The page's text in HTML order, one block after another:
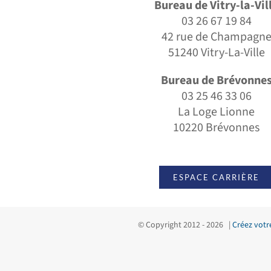
Bureau de Vitry-la-
03 26 67 19 84
42 rue de Champagne
51240 Vitry-La-Ville
Bureau de
03 25 46 33 06
La Loge Lionne
10220 Brévonnes
ESPACE CARRIÈRE
© Copyright 2012 -2026 | Créez